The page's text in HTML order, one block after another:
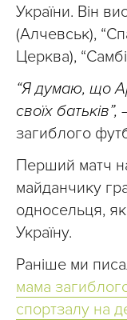
України. Він
(Алчевськ),
Церква),
“Я думаю, що
своїх батьків”,
загиблого
Перший матч
майданчику
односельця,
Україну.
Раніше ми
мама
спортзалу на